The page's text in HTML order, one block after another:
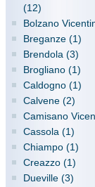
(12)
Bolzano
Breganze (1)
Brendola (3)
Brogliano (1)
Caldogno (1)
Calvene (2)
Camisano
Cassola (1)
Chiampo (1)
Creazzo (1)
Dueville (3)